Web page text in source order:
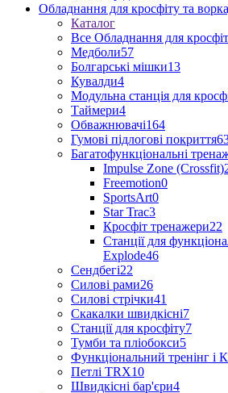
Обладнання для кросфіту та
Каталог
Все Обладнання для
Медболи57
Болгарські мішки13
Кувалди4
Модульна станція для
Таймери4
Обважнювачі164
Гумові підлогові покриття
Багатофункціональні
Impulse Zone (Crossfit)
Freemotion0
SportsArt0
Star Trac3
Кросфіт тренажери22
Станції для
Explode46
Сендбегі22
Силові рами26
Силові стрічки41
Скакалки швидкісні7
Станції для кросфіту7
Тумби та пліобокси5
Функціональний тренінг і
Петлі TRX10
Швидкісні бар'єри4